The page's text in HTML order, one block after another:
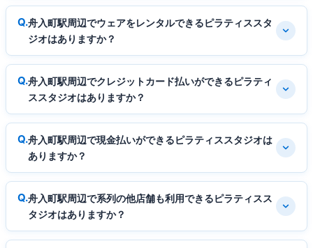
舟入町駅周辺でウェアをレンタルできるピラティススタ
ジオはありますか？
舟入町駅周辺でクレジットカード払いができるピラティ
ススタジオはありますか？
舟入町駅周辺で現金払いができるピラティススタジオは
ありますか？
舟入町駅周辺で系列の他店舗も利用できるピラティスス
タジオはありますか？